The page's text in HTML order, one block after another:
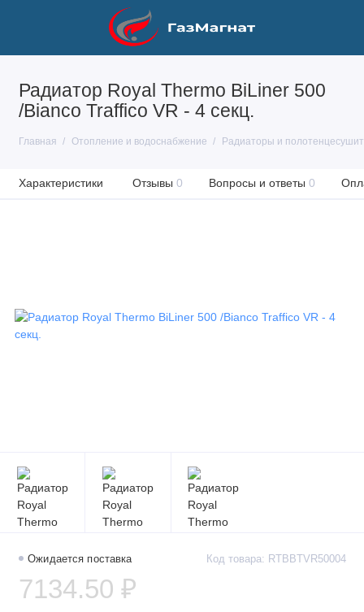
Радиатор Royal Thermo BiLiner 500
/Bianco Traffico VR - 4 секц.
Главная Отопление и водоснабжение Радиаторы и
Характеристики Отзывы 0 Вопросы и ответы 0
Ожидается поставка Код товара: RTBBTVR50004
7134.50 ₽